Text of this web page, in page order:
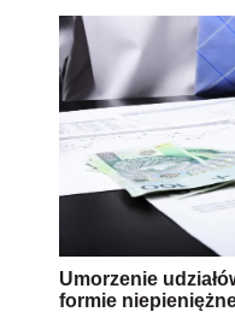
Umorzenie
formie